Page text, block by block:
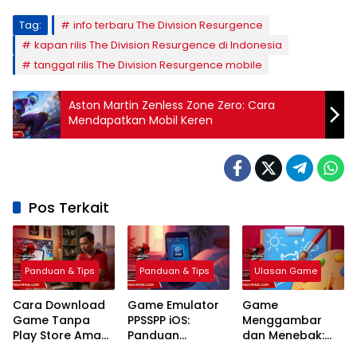
Tag:
info terbaru The Division Resurgence
kapan rilis The Division Resurgence di Indonesia
tanggal rilis The Division Resurgence mobile
Aston Martin Zenless Zone Zero: Cara
Mendapatkan Mobil Keren
Pos Terkait
Panduan & Tips
Cara Download
Game Tanpa
Play Store Aman
Panduan & Tips
Game Emulator
PPSSPP iOS:
Panduan
Ulasan Game
Game
Menggambar
dan Menebak: